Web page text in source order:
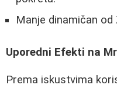
Manje dinamičan od
Uporedni Efekti na
Prema iskustvima